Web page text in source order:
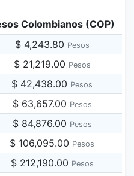
Colombianos (COP)
$ 4,243.80 Pesos
$ 21,219.00 Pesos
$ 42,438.00 Pesos
$ 63,657.00 Pesos
$ 84,876.00 Pesos
$ 106,095.00 Pesos
$ 212,190.00 Pesos